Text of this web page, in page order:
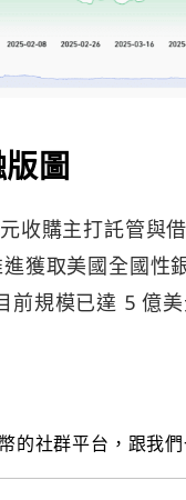
圖
收購主打託管與
獲取美國全國性
前規模已達 5 億美
的社群平台，跟我